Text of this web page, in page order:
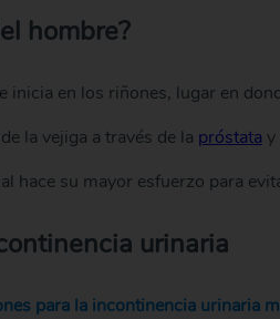
hombre?
inicia en los riñones, lugar en
la vejiga a través de la próstata
hace su mayor esfuerzo para
urinaria
para la incontinencia urinaria